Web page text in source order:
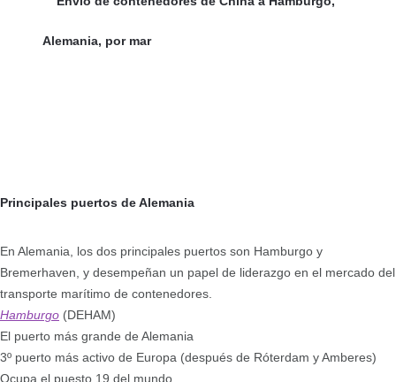
Principales puertos de Alemania
En Alemania, los dos principales puertos son Hamburgo y
Bremerhaven, y desempeñan un papel de liderazgo en el mercado del
transporte marítimo de contenedores.
Hamburgo (DEHAM)
El puerto más grande de Alemania
3º puerto más activo de Europa (después de Róterdam y Amberes)
Ocupa el puesto 19 del mundo.